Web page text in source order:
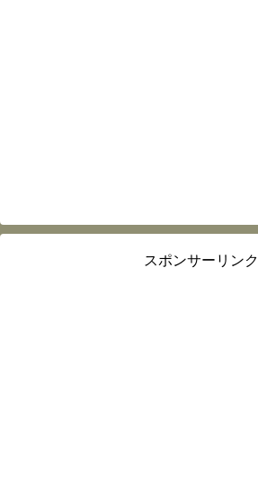
スポンサーリンク